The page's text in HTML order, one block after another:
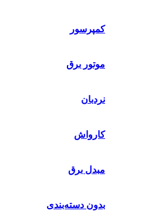
کمپرسور
موتور برق
نردبان
کارواش
مبدل برق
بدون دسته‌بندی